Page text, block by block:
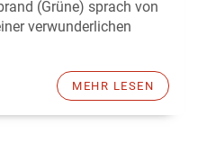
(Grüne) sprach von
verwunderlichen
MEHR LESEN